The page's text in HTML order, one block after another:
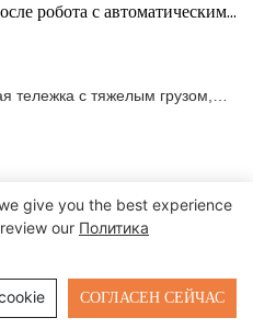
робота с автоматическим
и следующим образом
тележка с тяжелым грузом,
транспортировки до
беспроводной
восприятия, систем
алгоритмов
слияния, среди
интеллекта, обеспечивает
Inquiry
give you the best experience
our Политика
СОГЛАСЕН СЕЙЧАС